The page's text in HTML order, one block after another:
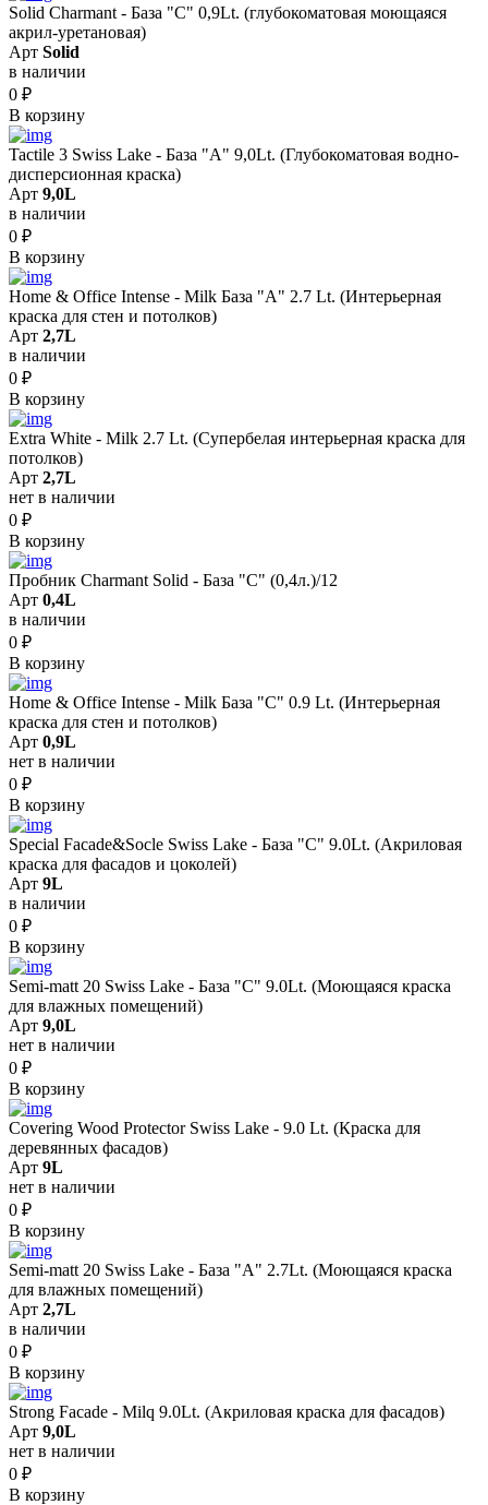
Solid Сharmant - База "С" 0,9Lt. (глубокоматовая моющаяся
акрил-уретановая)
Арт Solid
в наличии
0 ₽
В корзину
Tactile 3 Swiss Lake - База "A" 9,0Lt. (Глубокоматовая водно-
дисперсионная краска)
Арт 9,0L
в наличии
0 ₽
В корзину
Home & Office Intense - Milk База "A" 2.7 Lt. (Интерьерная
краска для стен и потолков)
Арт 2,7L
в наличии
0 ₽
В корзину
Extra White - Milk 2.7 Lt. (Супербелая интерьерная краска для
потолков)
Арт 2,7L
нет в наличии
0 ₽
В корзину
Пробник Charmant Solid - База "C" (0,4л.)/12
Арт 0,4L
в наличии
0 ₽
В корзину
Home & Office Intense - Milk База "C" 0.9 Lt. (Интерьерная
краска для стен и потолков)
Арт 0,9L
нет в наличии
0 ₽
В корзину
Special Facade&Socle Swiss Lake - База "C" 9.0Lt. (Акриловая
краска для фасадов и цоколей)
Арт 9L
в наличии
0 ₽
В корзину
Semi-matt 20 Swiss Lake - База "C" 9.0Lt. (Моющаяся краска
для влажных помещений)
Арт 9,0L
нет в наличии
0 ₽
В корзину
Covering Wood Protector Swiss Lake - 9.0 Lt. (Краска для
деревянных фасадов)
Арт 9L
нет в наличии
0 ₽
В корзину
Semi-matt 20 Swiss Lake - База "A" 2.7Lt. (Моющаяся краска
для влажных помещений)
Арт 2,7L
в наличии
0 ₽
В корзину
Strong Facade - Milq 9.0Lt. (Акриловая краска для фасадов)
Арт 9,0L
нет в наличии
0 ₽
В корзину